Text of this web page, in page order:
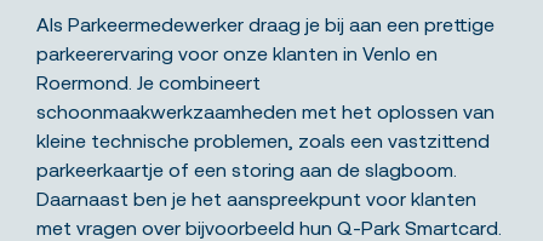
Als Parkeermedewerker draag je bij aan een prettige
parkeerervaring voor onze klanten in Venlo en
Roermond. Je combineert
schoonmaakwerkzaamheden met het oplossen van
kleine technische problemen, zoals een vastzittend
parkeerkaartje of een storing aan de slagboom.
Daarnaast ben je het aanspreekpunt voor klanten
met vragen over bijvoorbeeld hun Q-Park Smartcard.